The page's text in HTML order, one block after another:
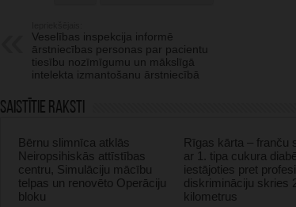
Veselības inspekcija informē
ārstniecības personas par pacientu
tiesību nozīmīgumu un mākslīgā
intelekta izmantošanu ārstniecībā
Saistītie raksti
Bērnu slimnīca atklās
Neiropsihiskās attīstības
centru, Simulāciju mācību
telpas un renovēto Operāciju
bloku
Rīgas kārta – franču
ar 1. tipa cukura
iestājoties pret
diskrimināciju skries
kilometrus